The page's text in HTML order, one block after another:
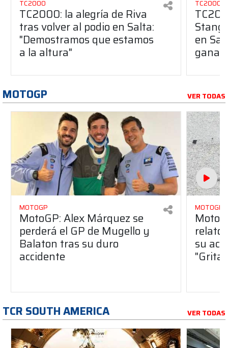
TC2000
TC2000: la alegría de Riva
tras volver al podio en Salta:
"Demostramos que estamos
a la altura"
TC2000
Stang
en
ganar
MOTOGP VER TODAS
MOTOGP
MotoGP: Alex Márquez se
perderá el GP de Mugello y
Balaton tras su duro
accidente
MOTOGP
relato
su
TCR SOUTH AMERICA VER TODAS